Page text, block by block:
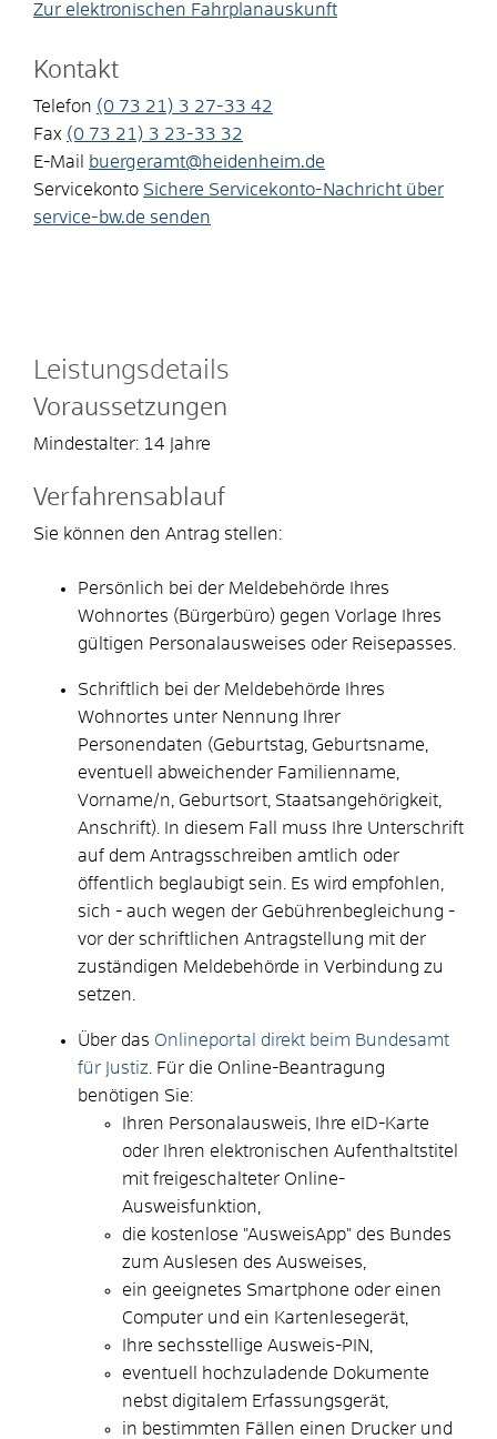
Zur elektronischen Fahrplanauskunft
Kontakt
Telefon (0 73 21) 3 27-33 42
Fax (0 73 21) 3 23-33 32
E-Mail
buergeramt@heidenheim.de
Servicekonto Sichere Servicekonto-Nachricht über
service-bw.de senden
Leistungsdetails
Voraussetzungen
Mindestalter: 14 Jahre
Verfahrensablauf
Sie können den Antrag stellen:
Persönlich bei der Meldebehörde Ihres
Wohnortes (Bürgerbüro) gegen Vorlage Ihres
gültigen Personalausweises oder Reisepasses.
Schriftlich bei der Meldebehörde Ihres
Wohnortes unter Nennung Ihrer
Personendaten (Geburtstag, Geburtsname,
eventuell abweichender Familienname,
Vorname/n, Geburtsort, Staatsangehörigkeit,
Anschrift) . In diesem Fall muss Ihre Unterschrift
auf dem Antragsschreiben amtlich oder
öffentlich beglaubigt sein. Es wird empfohlen,
sich - auch wegen der Gebührenbegleichung -
vor der schriftlichen Antragstellung mit der
zuständigen Meldebehörde in Verbindung zu
setzen.
Über das Onlineportal direkt beim Bundesamt
für Justiz . Für die Online-Beantragung
benötigen Sie:
Ihren Personalausweis, Ihre eID-Karte
oder Ihren elektronischen Aufenthaltstitel
mit freigeschalteter Online-
Ausweisfunktion,
die kostenlose "AusweisApp" des Bundes
zum Auslesen des Ausweises,
ein geeignetes Smartphone oder einen
Computer und ein Kartenlesegerät,
Ihre sechsstellige Ausweis-PIN,
eventuell hochzuladende Dokumente
nebst digitalem Erfassungsgerät,
in bestimmten Fällen einen Drucker und